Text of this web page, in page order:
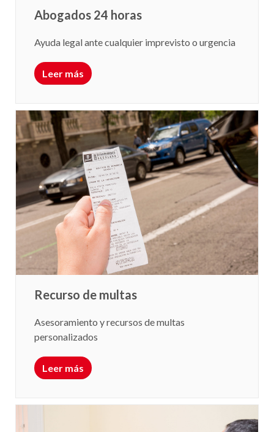
Abogados 24 horas
Ayuda legal ante cualquier imprevisto o urgencia
Leer más
Recurso de multas
Asesoramiento y recursos de multas
personalizados
Leer más